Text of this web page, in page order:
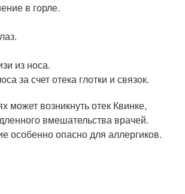
в горле.
из носа.
за счет отека глотки и связок.
может возникнуть отек Квинке,
вмешательства врачей.
особенно опасно для аллергиков.